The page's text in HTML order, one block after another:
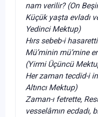
nam verilir? (On
Küçük yaşta evladı
Yedinci Mektup)
Hırs sebeb-i
Mü’minin mü’mine
(Yirmi Üçüncü
Her zaman tecdid-i
Altıncı Mektup)
Zaman-ı fetrette,
vesselâmın ecdadı,